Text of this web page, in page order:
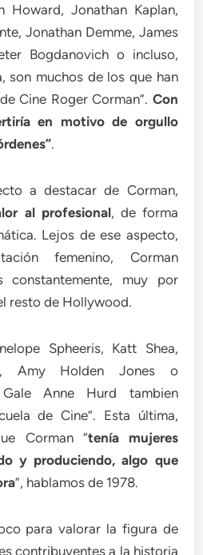
Howard, Jonathan Kaplan,
Jonathan Demme, James
Bogdanovich o incluso,
son muchos de los que han
Cine Roger Corman”. Con
en motivo de orgullo
.
a destacar de Corman,
al profesional, de forma
Lejos de ese aspecto,
femenino, Corman
constantemente, muy por
resto de Hollywood.
Spheeris, Katt Shea,
Amy Holden Jones o
Anne Hurd tambien
de Cine”. Esta última,
Corman “tenía mujeres
y produciendo, algo que
”, hablamos de 1978.
para valorar la figura de
contribuyentes a la historia